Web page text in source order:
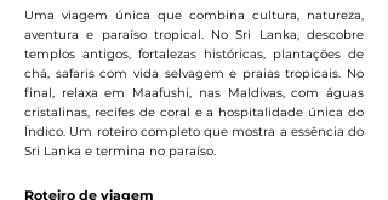
Uma viagem única que combina cultura, natureza,
aventura e paraíso tropical. No Sri Lanka, descobre
templos antigos, fortalezas históricas, plantações de
chá, safaris com vida selvagem e praias tropicais. No
final, relaxa em Maafushi, nas Maldivas, com águas
cristalinas, recifes de coral e a hospitalidade única do
Índico. Um roteiro completo que mostra a essência do
Sri Lanka e termina no paraíso.
Roteiro de viagem